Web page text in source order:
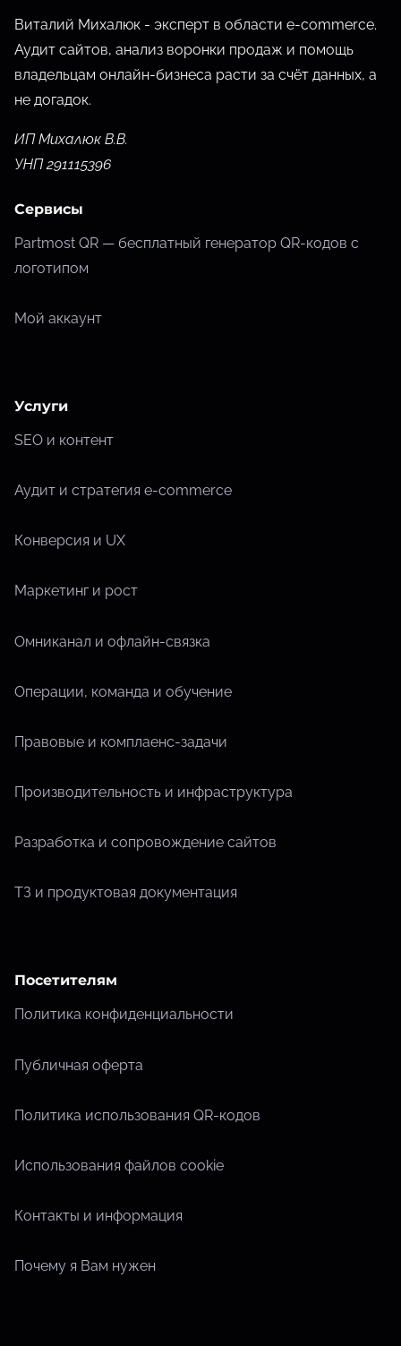
Виталий Михалюк - эксперт в области e-commerce.
Аудит сайтов, анализ воронки продаж и помощь
владельцам онлайн-бизнеса расти за счёт данных, а
не догадок.
ИП Михалюк В.В.
УНП 291115396
Сервисы
Partmost QR — бесплатный генератор QR-кодов с
логотипом
Мой аккаунт
Услуги
SEO и контент
Аудит и стратегия e-commerce
Конверсия и UX
Маркетинг и рост
Омниканал и офлайн-связка
Операции, команда и обучение
Правовые и комплаенс-задачи
Производительность и инфраструктура
Разработка и сопровождение сайтов
ТЗ и продуктовая документация
Посетителям
Политика конфиденциальности
Публичная оферта
Политика использования QR-кодов
Использования файлов cookie
Контакты и информация
Почему я Вам нужен